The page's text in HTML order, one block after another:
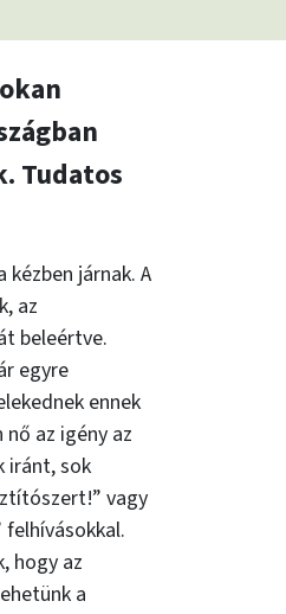
Tudatos
járnak. A
az
beleértve.
egyre
ennek
az igény az
iránt, sok
vagy
hogy az
a